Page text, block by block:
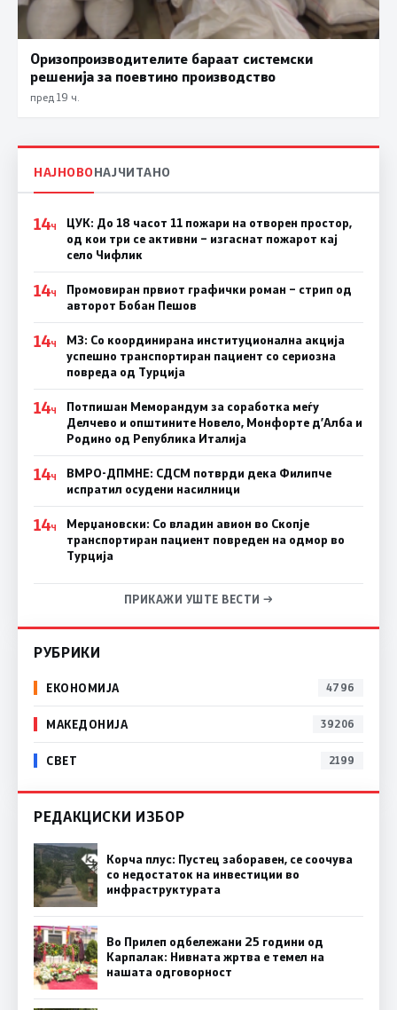
Оризопроизводителите бараат системски
решенија за поевтино производство
пред 19 ч.
НАЈНОВОНАЈЧИТАНО
14Ч
ЦУК: До 18 часот 11 пожари на отворен простор,
од кои три се активни – изгаснат пожарот кај
село Чифлик
14Ч
Промовиран првиот графички роман – стрип од
авторот Бобан Пешов
14Ч
МЗ: Со координирана институционална акција
успешно транспортиран пациент со сериозна
повреда од Турција
14Ч
Потпишан Меморандум за соработка меѓу
Делчево и општините Новело, Монфорте д’Алба и
Родино од Република Италија
14Ч
ВМРО-ДПМНЕ: СДСM потврди дека Филипче
испратил осудени насилници
14Ч
Мерџановски: Со владин авион во Скопје
транспортиран пациент повреден на одмор во
Турција
ПРИКАЖИ УШТЕ ВЕСТИ →
РУБРИКИ
ЕКОНОМИЈА 4796
МАКЕДОНИЈА 39206
СВЕТ 2199
РЕДАКЦИСКИ ИЗБОР
Корча плус: Пустец заборавен, се соочува
со недостаток на инвестиции во
инфраструктурата
Во Прилеп одбележани 25 години од
Карпалак: Нивната жртва е темел на
нашата одговорност